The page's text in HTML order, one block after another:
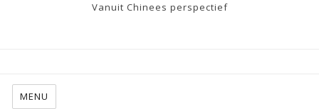
Vanuit Chinees perspectief
MENU